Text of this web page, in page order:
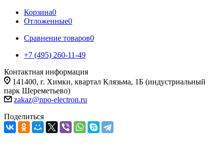
Корзина0
Отложенные0
Сравнение товаров0
+7 (495) 260-11-49
Контактная информация
141400, г. Химки, квартал Клязьма, 1Б (индустриальный
парк Шереметьево)
zakaz@npo-electron.ru
Поделиться